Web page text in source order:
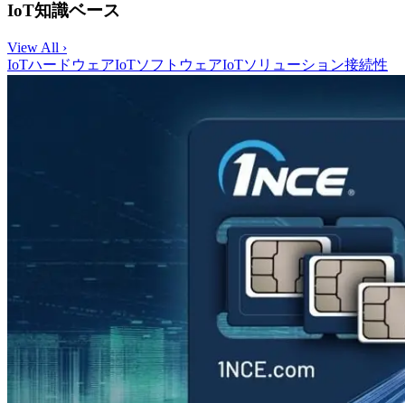
IoT知識ベース
View All ›
IoTハードウェアIoTソフトウェアIoTソリューション接続性